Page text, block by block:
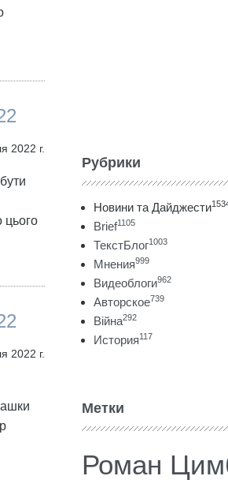
2022 г.
цього
2022 г.
Рубрики
Новини та Дайджести
Brief1105
ТекстБлог1003
Мнения999
Видеоблоги962
Авторское739
Війна292
История117
Метки
Роман